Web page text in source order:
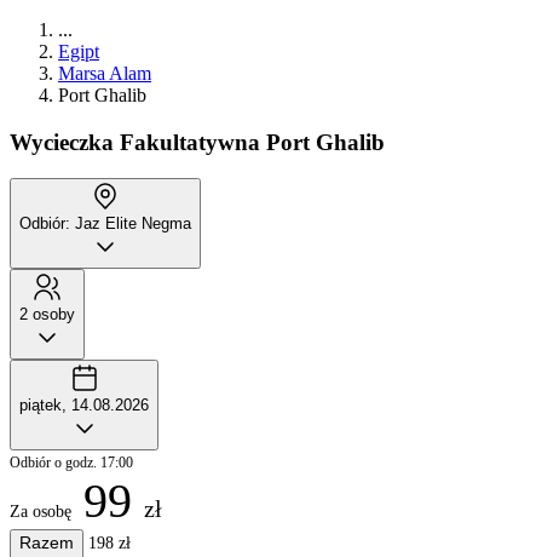
...
Egipt
Marsa Alam
Port Ghalib
Wycieczka Fakultatywna Port Ghalib
Odbiór: Jaz Elite Negma
2 osoby
piątek, 14.08.2026
Odbiór o godz. 17:00
Za osobę 99 zł
Razem 198 zł